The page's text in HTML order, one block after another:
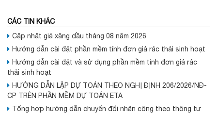
CÁC TIN KHÁC
Cập nhật giá xăng dầu tháng 08 năm 2026
Hướng dẫn cài đặt phần mềm tính đơn giá rác thải sinh hoạt
Hướng dẫn cài đặt và sử dụng phần mềm tính đơn giá rác
thải sinh hoạt
HƯỚNG DẪN LẬP DỰ TOÁN THEO NGHỊ ĐỊNH 206/2026/NĐ-
CP TRÊN PHẦN MỀM DỰ TOÁN ETA
Tổng hợp hướng dẫn chuyển đổi nhân công theo thông tư